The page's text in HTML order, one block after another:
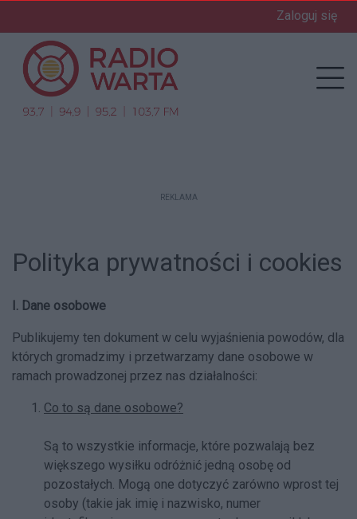
Zaloguj się
REKLAMA
Polityka prywatności i cookies
I. Dane osobowe
Publikujemy ten dokument w celu wyjaśnienia powodów, dla
których gromadzimy i przetwarzamy dane osobowe w
ramach prowadzonej przez nas działalności:
Co to są dane osobowe?
Są to wszystkie informacje, które pozwalają bez
większego wysiłku odróżnić jedną osobę od
pozostałych. Mogą one dotyczyć zarówno wprost tej
osoby (takie jak imię i nazwisko, numer